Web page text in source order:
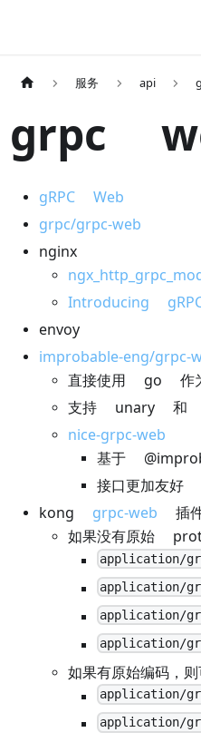
服务 api
grpc
gRPC Web
grpc/grpc-web
nginx
Introducing
envoy
improbable-eng/grpc-
直接使用 go 作
支持 unary 和
nice-grpc-web
基于
接口更加友好
kong grpc-web 插
如果没有原始
application/
application/
application/
application/
如果有原始编码，
application/
application/